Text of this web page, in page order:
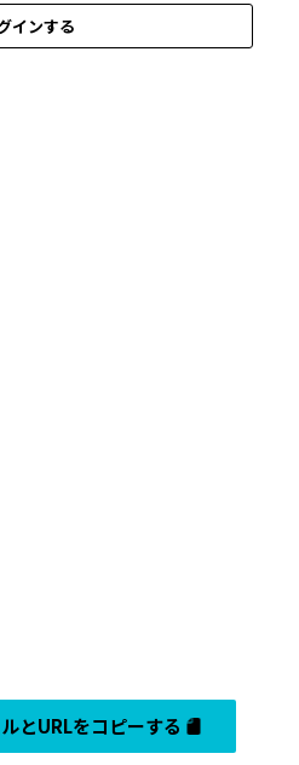
インする
とURLをコピーする